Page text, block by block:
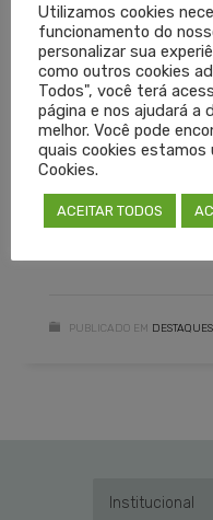
Foto: Joel Vargas/
ASSEMBLEIA LEGISLATIVA
EDUARDO NEUBARTH
PANDEMIA
SEMINÁRIO ALRS
PUBLICADO EM DESTAQUES
Institucional
Utilizamos cookies
funcionamento do
personalizar sua
como outros cookies
Todos", você terá
página e nos ajudará a
melhor. Você pode
quais cookies estamos
Cookies.
ACEITAR TODOS